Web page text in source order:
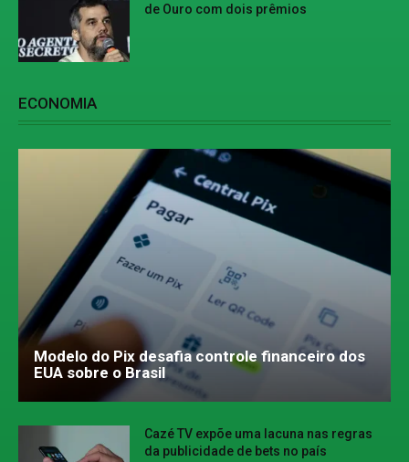
de Ouro com dois prêmios
ECONOMIA
Modelo do Pix desafia controle financeiro dos
EUA sobre o Brasil
Cazé TV expõe uma lacuna nas regras
da publicidade de bets no país